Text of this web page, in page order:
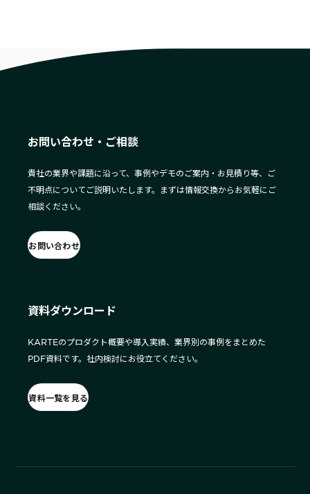
お問い合わせ・ご相談
貴社の業界や課題に沿って、事例やデモのご案内・お見積り等、ご
不明点についてご説明いたします。まずは情報交換からお気軽にご
相談ください。
お問い合わせ
資料ダウンロード
KARTEのプロダクト概要や導入実績、業界別の事例をまとめた
PDF資料です。社内検討にお役立てください。
資料一覧を見る